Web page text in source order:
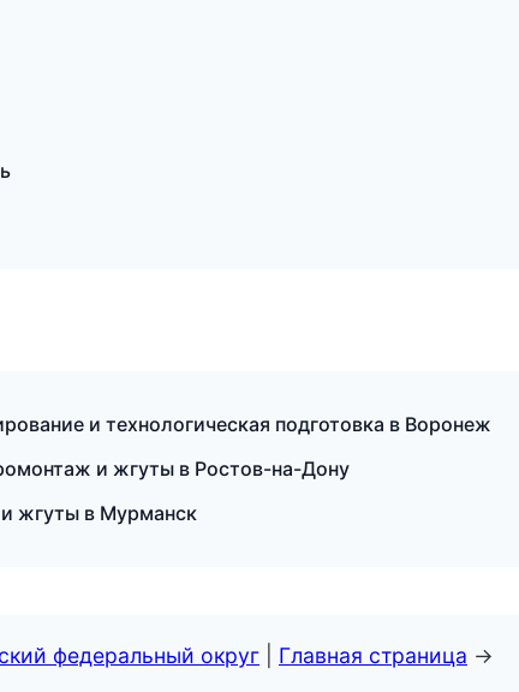
и технологическая подготовка в Воронеж
и жгуты в Ростов-на-Дону
жгуты в Мурманск
федеральный округ Главная страница →